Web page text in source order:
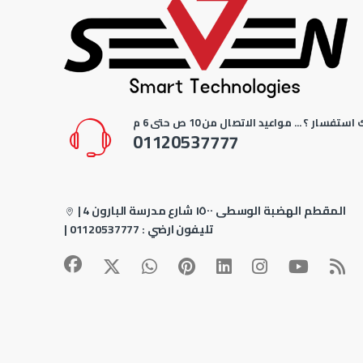
؟ ... مواعيد الاتصال من 10 ص حتى 6 م
01120537777
|
4 المقطم الهضبة الوسطى ١٥٠٠ شارع مدرسة البارون
| تليفون ارضي :01120537777